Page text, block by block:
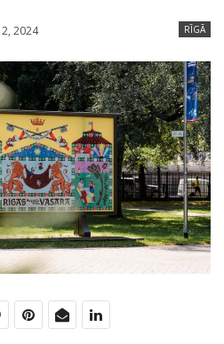
RĪGĀ
2024